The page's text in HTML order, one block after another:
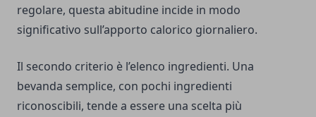
regolare, questa abitudine incide in modo
significativo sull’apporto calorico giornaliero.
Il secondo criterio è l’elenco ingredienti. Una
bevanda semplice, con pochi ingredienti
riconoscibili, tende a essere una scelta più